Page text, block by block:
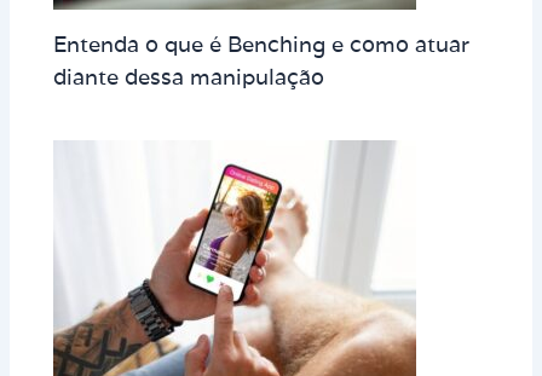
Entenda o que é Benching e como atuar
diante dessa manipulação